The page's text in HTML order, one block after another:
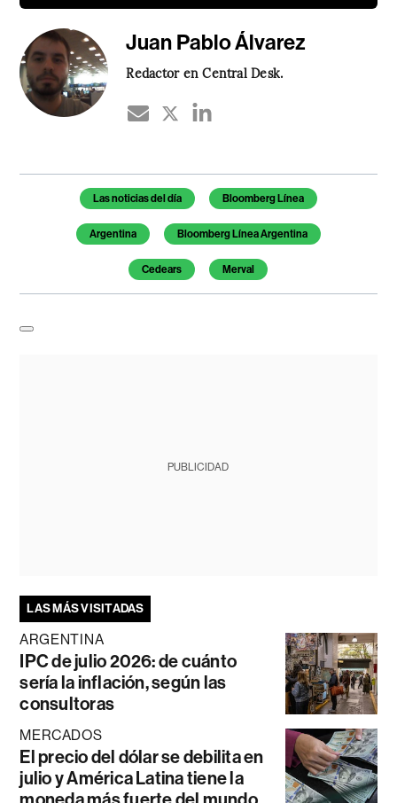
Juan Pablo Álvarez
Redactor en Central Desk.
Temas de este artículo
Las noticias del día Bloomberg Línea
Argentina Bloomberg Línea Argentina
Cedears Merval
PUBLICIDAD
LAS MÁS VISITADAS
ARGENTINA
IPC de julio 2026: de cuánto
sería la inflación, según las
consultoras
MERCADOS
El precio del dólar se debilita en
julio y América Latina tiene la